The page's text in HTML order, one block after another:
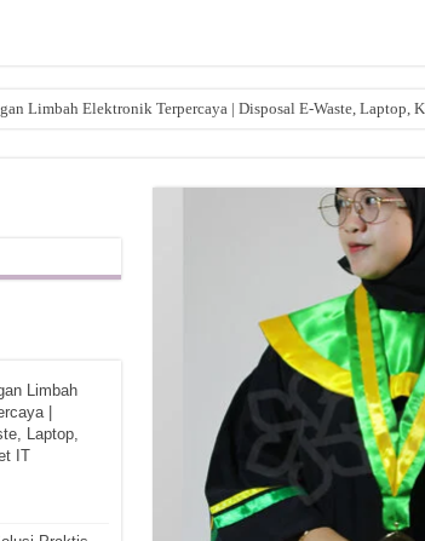
Limbah Elektronik Terpercaya | Disposal E-Waste, Laptop,
Limbah
|
Laptop,
IT